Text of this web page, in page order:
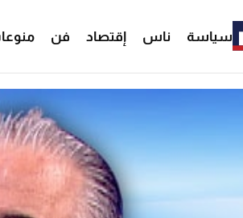
سياسة ناس إقتصاد فن